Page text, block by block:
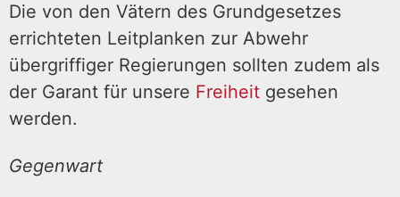
Die von den Vätern des Grundgesetzes
errichteten Leitplanken zur Abwehr
übergriffiger Regierungen sollten zudem als
der Garant für unsere Freiheit gesehen
werden.
Gegenwart